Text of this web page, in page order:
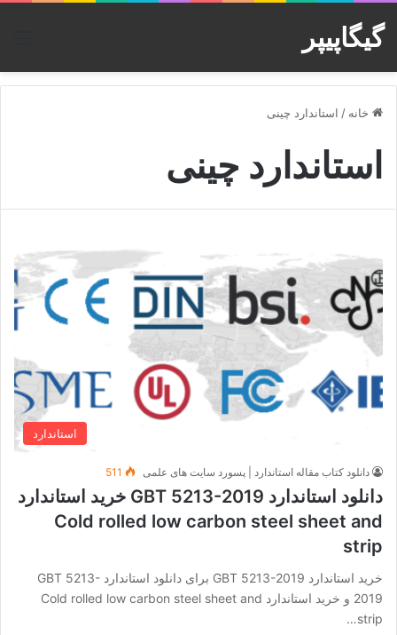
گیگاپیپر
خانه / استاندارد چینی
استاندارد چینی
استاندارد
دانلود کتاب مقاله استاندارد | پسورد سایت های علمی 511
دانلود استاندارد GBT 5213-2019 خرید استاندارد
Cold rolled low carbon steel sheet and
strip
خرید استاندارد GBT 5213-2019 برای دانلود استاندارد GBT 5213-
2019 و خرید استاندارد Cold rolled low carbon steel sheet and
strip…